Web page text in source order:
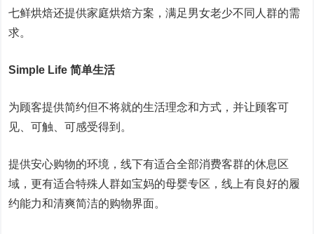
七鲜烘焙还提供家庭烘焙方案，满足男女老少不同人群的需
求。
Simple Life 简单生活
为顾客提供简约但不将就的生活理念和方式，并让顾客可
见、可触、可感受得到。
提供安心购物的环境，线下有适合全部消费客群的休息区
域，更有适合特殊人群如宝妈的母婴专区，线上有良好的履
约能力和清爽简洁的购物界面。